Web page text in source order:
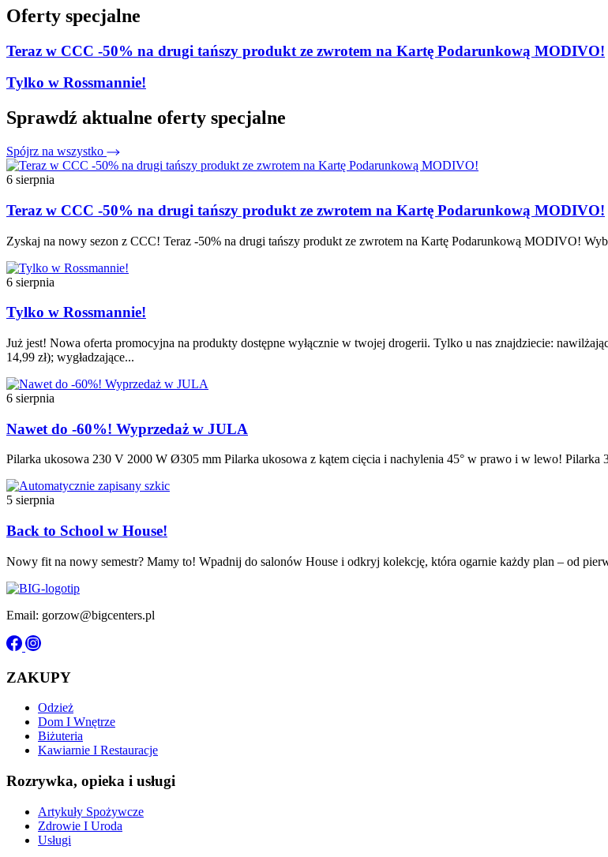
Oferty specjalne
Teraz w CCC -50% na drugi tańszy produkt ze zwrotem na Kartę Podarunkową MODIVO!
Tylko w Rossmannie!
Sprawdź aktualne oferty specjalne
Spójrz na wszystko
6 sierpnia
Teraz w CCC -50% na drugi tańszy produkt ze zwrotem na Kartę Podarunkową MODIVO!
Zyskaj na nowy sezon z CCC! Teraz -50% na drugi tańszy produkt ze zwrotem na Kartę Podarunkową MODIVO!
6 sierpnia
Tylko w Rossmannie!
Już jest! Nowa oferta promocyjna na produkty dostępne wyłącznie w twojej drogerii. Tylko u nas znajdziecie:
14,99 zł); wygładzające...
6 sierpnia
Nawet do -60%! Wyprzedaż w JULA
Pilarka ukosowa 230 V 2000 W Ø305 mm Pilarka ukosowa z kątem cięcia i nachylenia 45° w prawo i w lewo! Pilarka
5 sierpnia
Back to School w House!
Nowy fit na nowy semestr? Mamy to! Wpadnij do salonów House i odkryj kolekcję, która ogarnie każdy plan – od
Email: gorzow@bigcenters.pl
ZAKUPY
Odzież
Dom I Wnętrze
Biżuteria
Kawiarnie I Restauracje
Rozrywka, opieka i usługi
Artykuły Spożywcze
Zdrowie I Uroda
Usługi